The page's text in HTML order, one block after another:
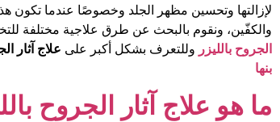
لإزالتها وتحسين مظهر الجلد وخصوصًا عندما
والكفّين، ونقوم بالبحث عن طرق علاجية مختلفة
الجروح بالليزر وللتعرف بشكل أكبر على علاج آثار
بنها
ما هو علاج آثار الجروح